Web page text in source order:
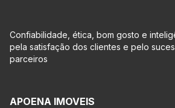
Confiabilidade, ética, bom gosto e
pela satisfação dos clientes e pelo
parceiros
APOENA IMOVEIS